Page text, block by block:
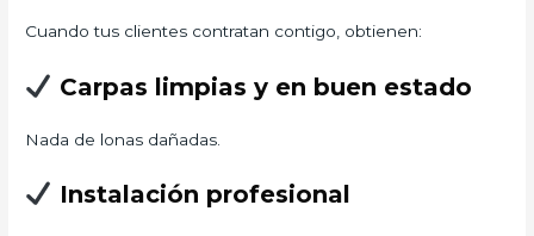
Cuando tus clientes contratan contigo, obtienen:
Carpas limpias y en buen estado
Nada de lonas dañadas.
Instalación profesional